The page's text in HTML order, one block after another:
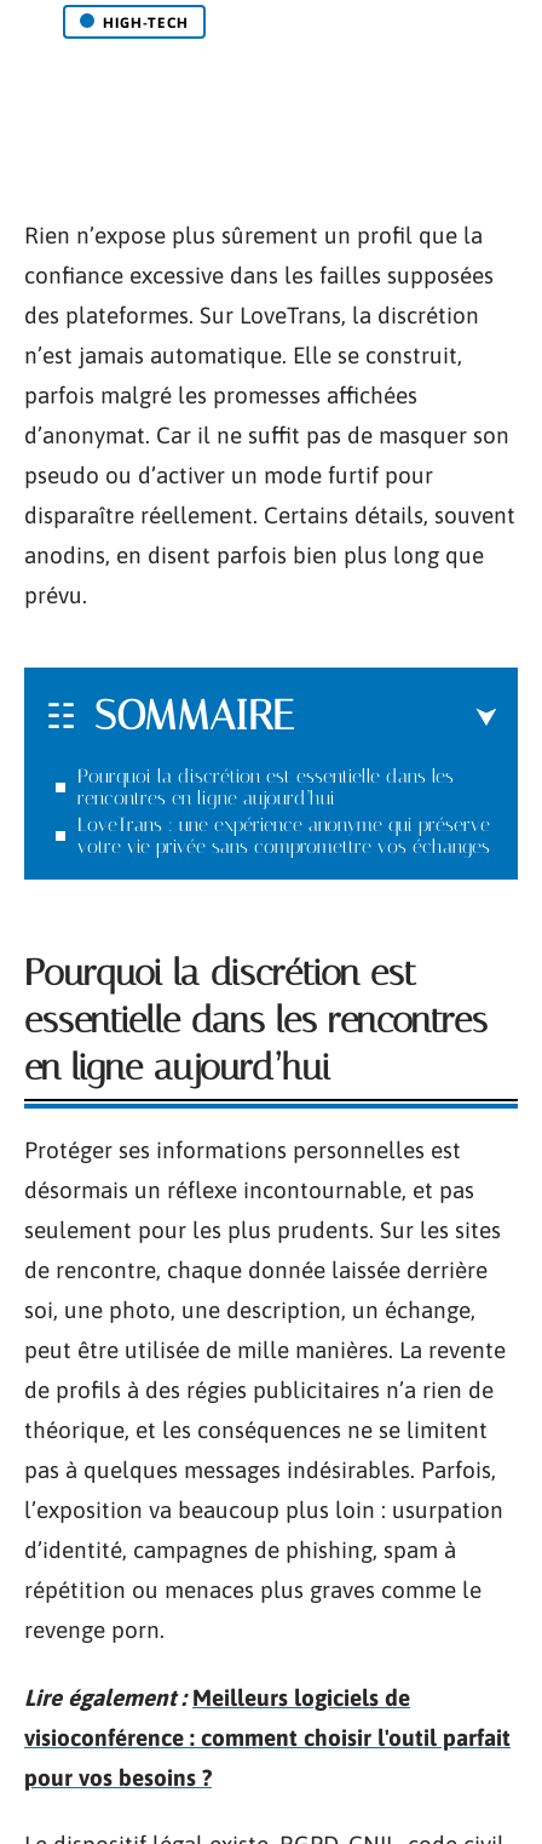
HIGH-TECH
Rien n’expose plus sûrement un profil que la
confiance excessive dans les failles supposées
des plateformes. Sur LoveTrans, la discrétion
n’est jamais automatique. Elle se construit,
parfois malgré les promesses affichées
d’anonymat. Car il ne suffit pas de masquer son
pseudo ou d’activer un mode furtif pour
disparaître réellement. Certains détails, souvent
anodins, en disent parfois bien plus long que
prévu.
SOMMAIRE
Pourquoi la discrétion est essentielle dans les
rencontres en ligne aujourd’hui
LoveTrans : une expérience anonyme qui préserve
votre vie privée sans compromettre vos échanges
Pourquoi la discrétion est
essentielle dans les rencontres
en ligne aujourd’hui
Protéger ses informations personnelles est
désormais un réflexe incontournable, et pas
seulement pour les plus prudents. Sur les sites
de rencontre, chaque donnée laissée derrière
soi, une photo, une description, un échange,
peut être utilisée de mille manières. La revente
de profils à des régies publicitaires n’a rien de
théorique, et les conséquences ne se limitent
pas à quelques messages indésirables. Parfois,
l’exposition va beaucoup plus loin : usurpation
d’identité, campagnes de phishing, spam à
répétition ou menaces plus graves comme le
revenge porn.
Lire également : Meilleurs logiciels de
visioconférence : comment choisir l'outil parfait
pour vos besoins ?